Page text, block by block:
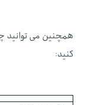
همچنین می توانید
کنید: